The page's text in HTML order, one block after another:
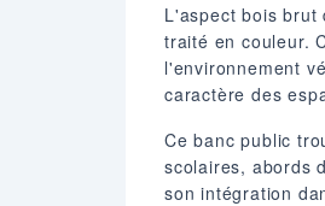
L'aspect bois
traité en couleur.
l'environnement
caractère des
Ce banc public
scolaires, abords
son intégration